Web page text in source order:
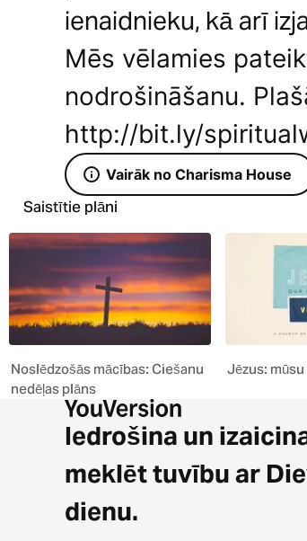
ienaidnieku, kā arī
Mēs vēlamies
nodrošināšanu.
http://bit.ly/
Vairāk no Charisma House
Saistītie plāni
Noslēdzošās mācības: Ciešanu
nedēļas plāns
Jēzus:
Iedrošina un
meklēt tuvību ar
dienu.